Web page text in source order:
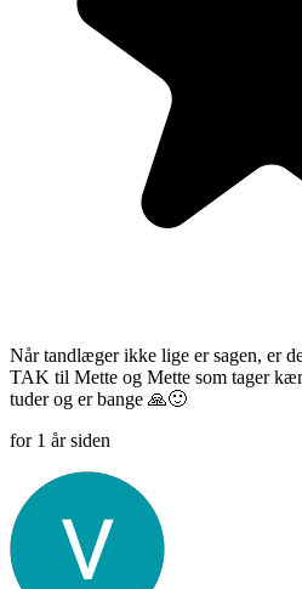
Når tandlæger ikke lige er sagen, er
TAK til Mette og Mette som tager
tuder og er bange 🙏🙂
for 1 år siden